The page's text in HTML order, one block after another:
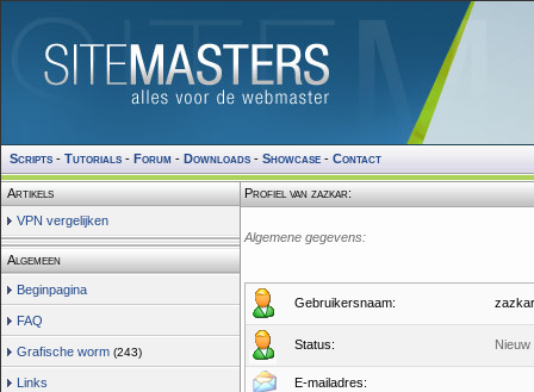
Scripts - Tutorials - Forum - Downloads - Showcase - Contact
Artikels
VPN vergelijken
Algemeen
Beginpagina
FAQ
Grafische worm (243)
Links
Profiel van zazkar:
Algemene gegevens:
Gebruikersnaam: zazkar
Status: Nieuw
E-mailadres: